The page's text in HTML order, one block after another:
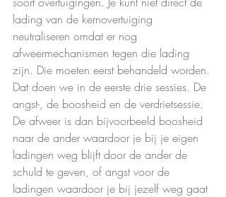
lading van de kernovertuiging
neutraliseren omdat er nog
afweermechanismen tegen die lading
zijn. Die moeten eerst behandeld worden.
Dat doen we in de eerste drie sessies. De
angst-, de boosheid en de verdrietsessie.
De afweer is dan bijvoorbeeld boosheid
naar de ander waardoor je bij je eigen
ladingen weg blijft door de ander de
schuld te geven, of angst voor de
ladingen waardoor je bij jezelf weg gaat